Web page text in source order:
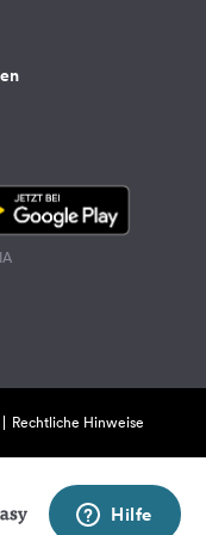
Rechtliche Hinweise
Hilfe